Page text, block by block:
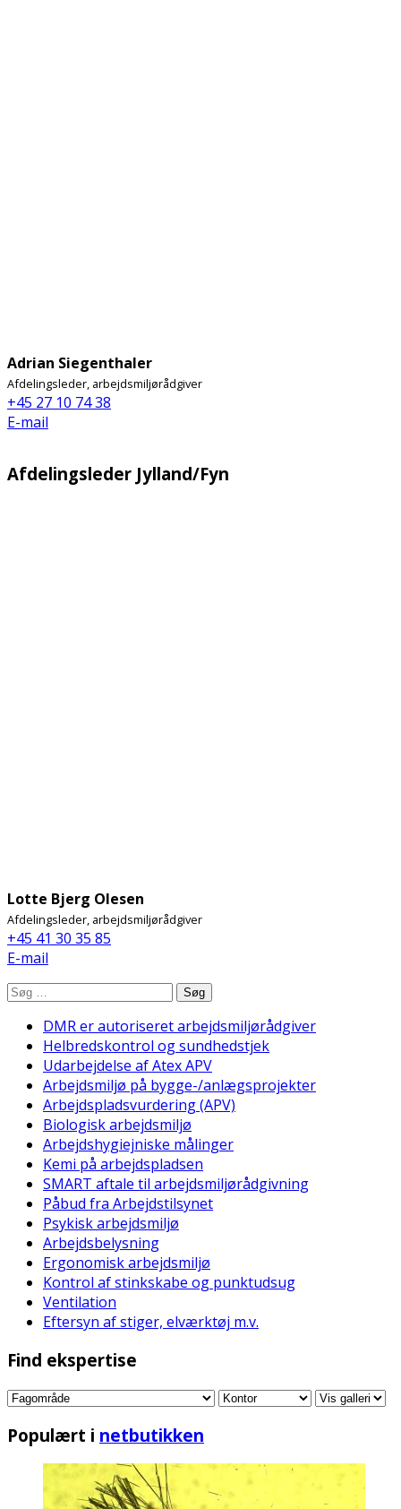
Adrian Siegenthaler
Afdelingsleder, arbejdsmiljørådgiver
+45 27 10 74 38
E-mail
Afdelingsleder Jylland/Fyn
Lotte Bjerg Olesen
Afdelingsleder, arbejdsmiljørådgiver
+45 41 30 35 85
E-mail
Søg
DMR er autoriseret arbejdsmiljørådgiver
Helbredskontrol og sundhedstjek
Udarbejdelse af Atex APV
Arbejdsmiljø på bygge-/anlægsprojekter
Arbejdspladsvurdering (APV)
Biologisk arbejdsmiljø
Arbejdshygiejniske målinger
Kemi på arbejdspladsen
SMART aftale til arbejdsmiljørådgivning
Påbud fra Arbejdstilsynet
Psykisk arbejdsmiljø
Arbejdsbelysning
Ergonomisk arbejdsmiljø
Kontrol af stinkskabe og punktudsug
Ventilation
Eftersyn af stiger, elværktøj m.v.
Find ekspertise
Populært i netbutikken